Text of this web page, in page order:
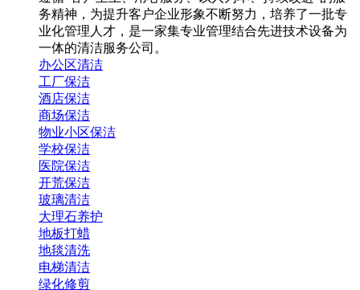
务精神，为提升客户企业形象不断努力，培养了一批专
业化管理人才，是一家集专业管理结合先进技术设备为
一体的清洁服务公司。
办公区清洁
工厂保洁
酒店保洁
商场保洁
物业小区保洁
学校保洁
医院保洁
开荒保洁
玻璃清洁
大理石养护
地板打蜡
地毯清洗
电梯清洁
绿化修剪